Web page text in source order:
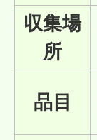
収集場
所
品目